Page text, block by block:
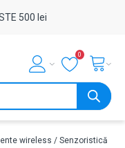
500 lei
0
wireless / Senzoristică